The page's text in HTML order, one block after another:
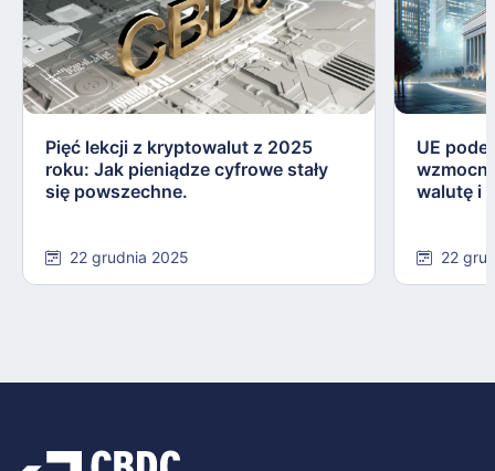
Pięć lekcji z kryptowalut z 2025
roku: Jak pieniądze cyfrowe stały
się powszechne.
22 grudnia 2025
UE
walutę i
22